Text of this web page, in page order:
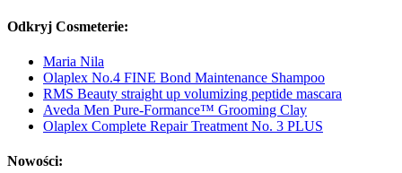
Odkryj Cosmeterie:
Maria Nila
Olaplex No.4 FINE Bond Maintenance Shampoo
RMS Beauty straight up volumizing peptide mascara
Aveda Men Pure-Formance™ Grooming Clay
Olaplex Complete Repair Treatment No. 3 PLUS
Nowości: